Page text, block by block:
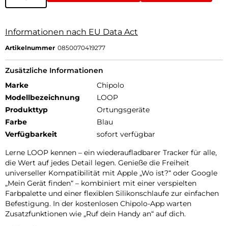
Informationen nach EU Data Act
Artikelnummer 0850070419277
Zusätzliche Informationen
Marke
Chipolo
Modellbezeichnung
LOOP
Produkttyp
Ortungsgeräte
Farbe
Blau
Verfügbarkeit
sofort verfügbar
Lerne LOOP kennen – ein wiederaufladbarer Tracker für alle,
die Wert auf jedes Detail legen. Genieße die Freiheit
universeller Kompatibilität mit Apple „Wo ist?“ oder Google
„Mein Gerät finden“ – kombiniert mit einer verspielten
Farbpalette und einer flexiblen Silikonschlaufe zur einfachen
Befestigung. In der kostenlosen Chipolo-App warten
Zusatzfunktionen wie „Ruf dein Handy an“ auf dich.